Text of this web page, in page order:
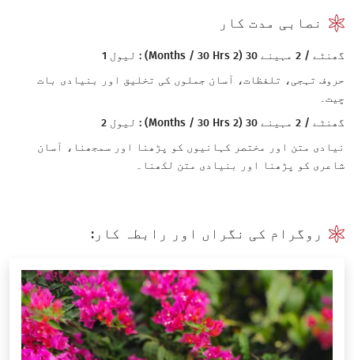
نصابی مدت کار
گھنٹے / 2 مہینے 30 (2 Months / 30 Hrs) : لیول 1
حروف تہجی، تلفظات، آسان جملوں کی تخلیق اور بنیادی بات
چیت۔
گھنٹے / 2 مہینے 30 (2 Months / 30 Hrs) : لیول 2
نیادی متن اور مختصر کہانیوں کو پڑھنا اور سمجھنا، آسان
شاعری کو پڑھنا اور بنیادی متن لکھنا۔
روگرام کی نگراں اور رابطہ کار: